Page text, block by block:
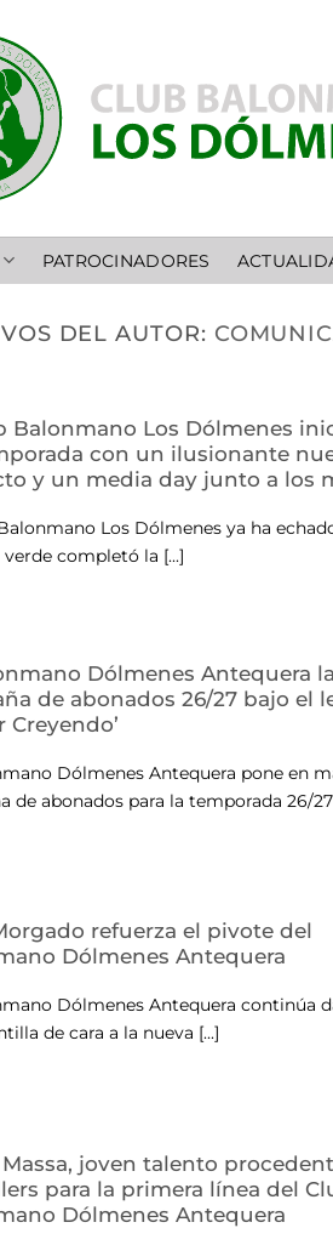
PATROCINADORES
DEL AUTOR:
Balonmano Los Dólmenes
con un ilusionante
y un media day junto a los
Los Dólmenes ya ha
completó la [...]
Dólmenes Antequera
de abonados 26/27 bajo el
Creyendo’
Dólmenes Antequera pone en
de abonados para la temporada 26/27
refuerza el pivote del
Dólmenes Antequera
Dólmenes Antequera continúa
de cara a la nueva [...]
joven talento
para la primera línea del
Dólmenes Antequera